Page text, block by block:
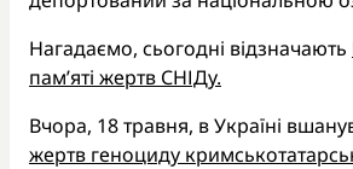
Нагадаємо, сьогодні відзначають
пам’яті жертв СНІДу.
Вчора, 18 травня, в Україні
жертв геноциду